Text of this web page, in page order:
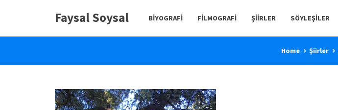
Faysal Soysal BIYOGRAFI FILMOGRAFI ŞIIRLER SÖYLEŞILER
Home Şiirler